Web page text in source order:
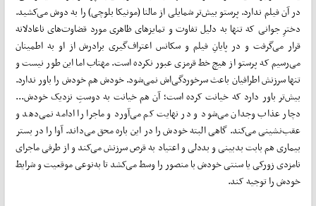
در آن فیلم ندارد. پرستو بیش‌تر شمایلی از مالنا (مونیکا بلوچی) را به دوش می‌کشید.
دخترِ جوانی که تنها به دلیل تفاوت و تمایزهای ظاهری مورد قضاوت‌های ناعادلانه
قرار می‌گرفت و در پایانِ فیلم و سکانس اعتراف‌گیری برادرش از او به اطمینان
می‌رسیم که پرستو از هیچ خط قرمزی عبور نکرده است. مهتاب اما این طور نیست و
تنها سرزنش اطرافیان باعث سرخوردگی‌اش نمی‌شود. خودش هم خودش را باور ندارد.
بیش‌تر باور دارد که خیانت کرده است؛ آن هم خیانت به دوستِ نزدیک خودش...
دچار عذاب وجدان می‌شود و در نهایت کم می‌آورد و ماجرا را ادامه نمی‌دهد و
عقب‌نشینی می‌کند. گاهی البته خودش را در این باره محق می‌داند. آوا را در بستر
بیماری هم بابت بدبینی و بددلی و اعتیاد به قرص سرزنش می‌کند و از طرفی ماجرای
نامزدی زورکی یا سنتی خودش با منصور را وسط می‌کشد تا به‌نوعی موقعیت و شرایط
خودش را توجیه کند.